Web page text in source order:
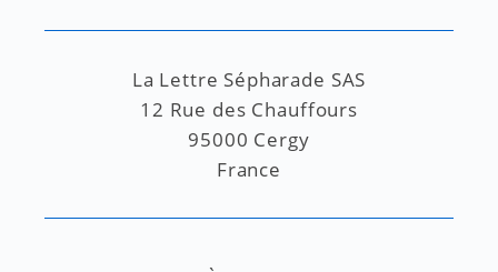
La Lettre Sépharade SAS
12 Rue des Chauffours
95000 Cergy
France